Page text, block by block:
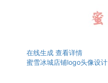
在线生成 查看详情
蜜雪冰城店铺logo头像设计